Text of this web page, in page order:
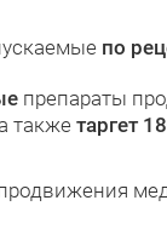
по
препараты
также таргет